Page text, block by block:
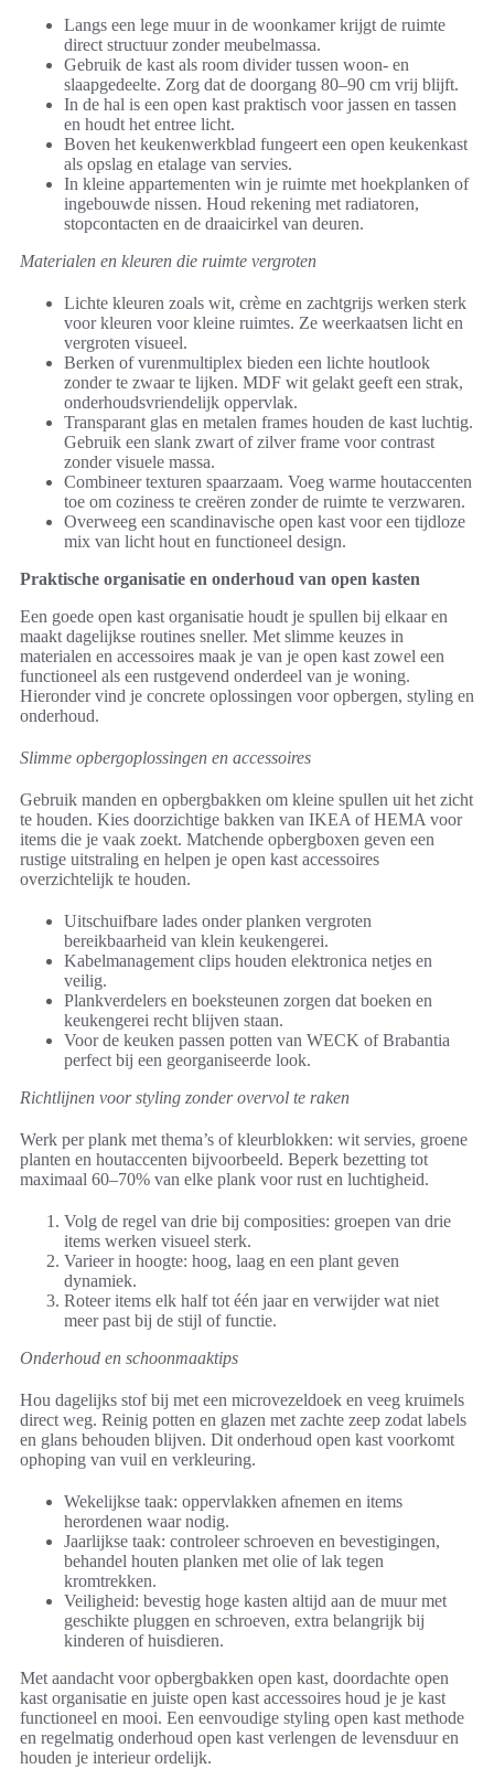
Langs een lege muur in de woonkamer krijgt de ruimte
direct structuur zonder meubelmassa.
Gebruik de kast als room divider tussen woon- en
slaapgedeelte. Zorg dat de doorgang 80–90 cm vrij blijft.
In de hal is een open kast praktisch voor jassen en tassen
en houdt het entree licht.
Boven het keukenwerkblad fungeert een open keukenkast
als opslag en etalage van servies.
In kleine appartementen win je ruimte met hoekplanken of
ingebouwde nissen. Houd rekening met radiatoren,
stopcontacten en de draaicirkel van deuren.
Materialen en kleuren die ruimte vergroten
Lichte kleuren zoals wit, crème en zachtgrijs werken sterk
voor kleuren voor kleine ruimtes. Ze weerkaatsen licht en
vergroten visueel.
Berken of vurenmultiplex bieden een lichte houtlook
zonder te zwaar te lijken. MDF wit gelakt geeft een strak,
onderhoudsvriendelijk oppervlak.
Transparant glas en metalen frames houden de kast luchtig.
Gebruik een slank zwart of zilver frame voor contrast
zonder visuele massa.
Combineer texturen spaarzaam. Voeg warme houtaccenten
toe om coziness te creëren zonder de ruimte te verzwaren.
Overweeg een scandinavische open kast voor een tijdloze
mix van licht hout en functioneel design.
Praktische organisatie en onderhoud van open kasten
Een goede open kast organisatie houdt je spullen bij elkaar en
maakt dagelijkse routines sneller. Met slimme keuzes in
materialen en accessoires maak je van je open kast zowel een
functioneel als een rustgevend onderdeel van je woning.
Hieronder vind je concrete oplossingen voor opbergen, styling en
onderhoud.
Slimme opbergoplossingen en accessoires
Gebruik manden en opbergbakken om kleine spullen uit het zicht
te houden. Kies doorzichtige bakken van IKEA of HEMA voor
items die je vaak zoekt. Matchende opbergboxen geven een
rustige uitstraling en helpen je open kast accessoires
overzichtelijk te houden.
Uitschuifbare lades onder planken vergroten
bereikbaarheid van klein keukengerei.
Kabelmanagement clips houden elektronica netjes en
veilig.
Plankverdelers en boeksteunen zorgen dat boeken en
keukengerei recht blijven staan.
Voor de keuken passen potten van WECK of Brabantia
perfect bij een georganiseerde look.
Richtlijnen voor styling zonder overvol te raken
Werk per plank met thema’s of kleurblokken: wit servies, groene
planten en houtaccenten bijvoorbeeld. Beperk bezetting tot
maximaal 60–70% van elke plank voor rust en luchtigheid.
Volg de regel van drie bij composities: groepen van drie
items werken visueel sterk.
Varieer in hoogte: hoog, laag en een plant geven
dynamiek.
Roteer items elk half tot één jaar en verwijder wat niet
meer past bij de stijl of functie.
Onderhoud en schoonmaaktips
Hou dagelijks stof bij met een microvezeldoek en veeg kruimels
direct weg. Reinig potten en glazen met zachte zeep zodat labels
en glans behouden blijven. Dit onderhoud open kast voorkomt
ophoping van vuil en verkleuring.
Wekelijkse taak: oppervlakken afnemen en items
herordenen waar nodig.
Jaarlijkse taak: controleer schroeven en bevestigingen,
behandel houten planken met olie of lak tegen
kromtrekken.
Veiligheid: bevestig hoge kasten altijd aan de muur met
geschikte pluggen en schroeven, extra belangrijk bij
kinderen of huisdieren.
Met aandacht voor opbergbakken open kast, doordachte open
kast organisatie en juiste open kast accessoires houd je je kast
functioneel en mooi. Een eenvoudige styling open kast methode
en regelmatig onderhoud open kast verlengen de levensduur en
houden je interieur ordelijk.